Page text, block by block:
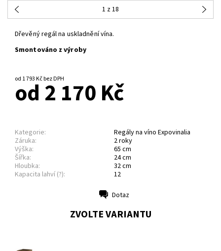
1 z 18
Dřevěný regál na uskladnění vína.
Smontováno z výroby
od 1 793 Kč bez DPH
od 2 170 Kč
Kategorie:
Regály na víno Expovinalia
Záruka:
2 roky
Výška:
65 cm
Šířka:
24 cm
Hloubka:
32 cm
Kapacita lahví (?):
12
Dotaz
ZVOLTE VARIANTU